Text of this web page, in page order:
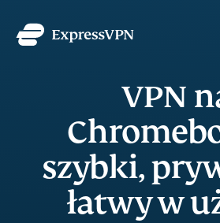
VPN
szybki,
łatwy w